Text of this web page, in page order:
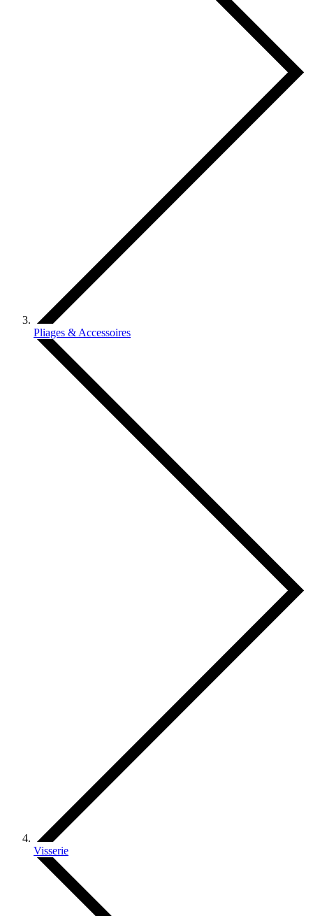
Pliages & Accessoires
Visserie